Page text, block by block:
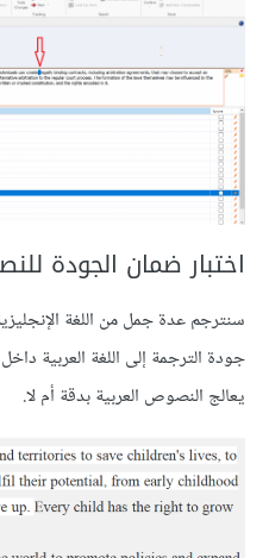
اختبار ضمان الجودة
سنترجم عدة جمل من اللغة
يعالج النصوص العربية بدقة أم لا.